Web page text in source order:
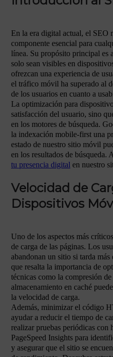
En la era digital actual, el SEO
componente esencial para
línea. Su propósito principal es
solo sean visibles en
ofrezcan una experiencia de
el tráfico móvil ha superado al
de los usuarios en cuanto a
La optimización para
satisfacción del usuario, sino
en los motores de búsqueda.
la indexación mobile-first una
estado de nuestro sitio móvil
en los resultados de búsqueda.
tu presencia digital en nuestro
Velocidad de
Dispositivos
Uno de los aspectos más
de carga de las páginas. Los
abandonan un sitio si tarda más
que resalta la importancia de
técnicas como la compresión
almacenamiento en caché
la velocidad de carga.
Además, minimizar el código
ayudar a reducir el tiempo de
realizar pruebas periódicas con
PageSpeed Insights para
y asegurar que el sitio se